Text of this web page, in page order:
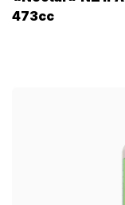
473cc